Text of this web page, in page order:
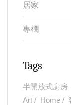
居家
專欄
Tags
半開放式廚房
Art
Home